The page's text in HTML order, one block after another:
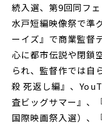
続入選、第9回同フ
水戸短編映像祭で準
ーイズ』で商業監督
心に都市伝説や閉鎖
られ、監督作では自
殺 死返し編』、
査ビッグサマー』、
国際映画祭入選）、